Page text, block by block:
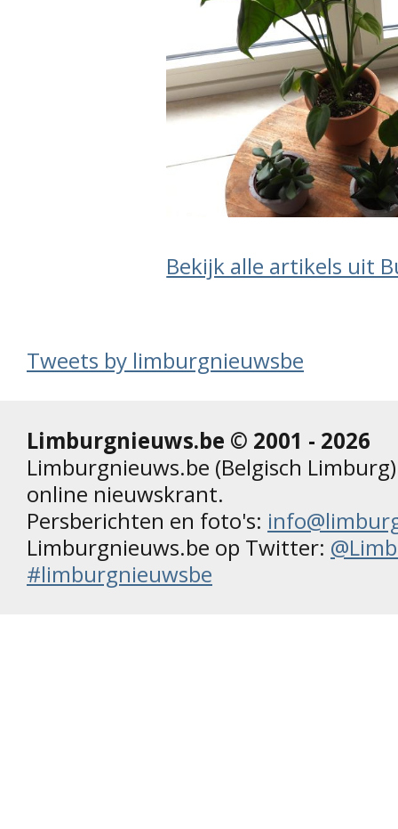
Bekijk alle artikels uit
Tweets by limburgnieuwsbe
Limburgnieuws.be © 2001 - 2026
Limburgnieuws.be (Belgisch
online nieuwskrant.
Persberichten en foto's:
Limburgnieuws.be op Twitter:
#limburgnieuwsbe